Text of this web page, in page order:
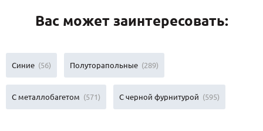
Вас может заинтересовать:
Синие (56) Полуторапольные (289)
С металлобагетом (571) С черной фурнитурой (595)